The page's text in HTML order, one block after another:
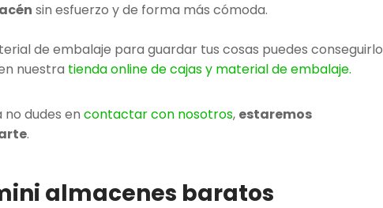
sin esfuerzo y de forma más cómoda.
de embalaje para guardar tus cosas puedes conseguirlo
nuestra tienda online de cajas y material de embalaje.
dudes en contactar con nosotros, estaremos
.
almacenes baratos